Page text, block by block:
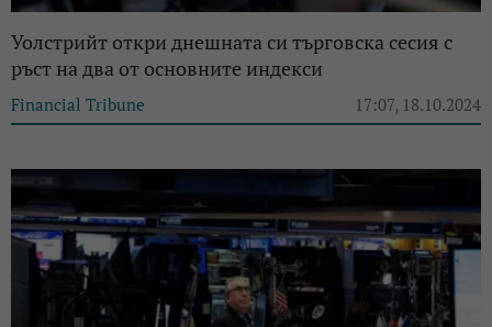
Уолстрийт откри днешната си търговска сесия с
ръст на два от основните индекси
Financial Tribune 17:07, 18.10.2024